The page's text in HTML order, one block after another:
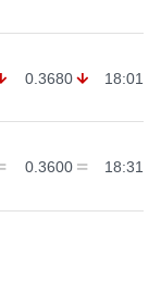
0.3680 18:01
0.3600 18:31